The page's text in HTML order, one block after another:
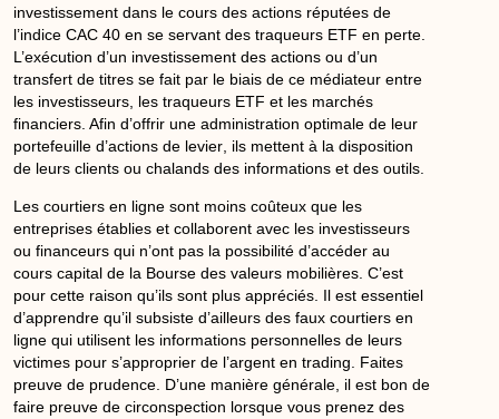
investissement dans lecours des actions réputées de
l’indice CAC 40 en se servant des traqueurs ETF en perte.
L’exécution d’un investissement des actions ou d’un
transfert de titres se fait par le biais de ce médiateur entre
les investisseurs, les traqueurs ETF et les marchés
financiers. Afin d’offrir une administration optimale de leur
portefeuille d’actions de levier , ils mettent à la disposition
de leurs clients ou chalands des informations et des outils.
Les courtiers en lignesont moins coûteux que les
entreprises établies et collaborent avec les investisseurs
ou financeurs qui n’ont pas la possibilité d’accéder au
cours capital de la Bourse des valeurs mobilières. C’est
pour cette raison qu’ilssont plus appréciés. Il est essentiel
d’apprendre qu’il subsiste d’ailleurs des faux courtiers en
ligne qui utilisent les informations personnelles de leurs
victimes pour s’approprier de l’argent entrading . Faites
preuve de prudence. D’une manière générale, il est bon de
faire preuve de circonspection lorsque vous prenez des